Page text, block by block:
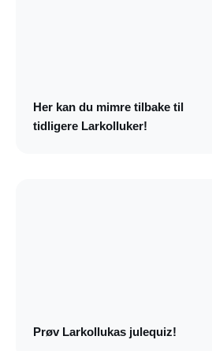
Her kan du mimre tilbake til
tidligere Larkolluker!
Prøv Larkollukas julequiz!